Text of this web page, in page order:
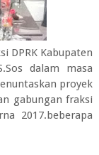
DPRK Kabupaten
dalam masa
proyek
gabungan fraksi
2017.beberapa